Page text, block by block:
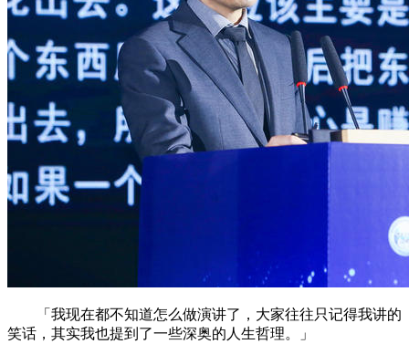
「我现在都不知道怎么做演讲了，大家往往只记得我讲的
笑话，其实我也提到了一些深奥的人生哲理。」